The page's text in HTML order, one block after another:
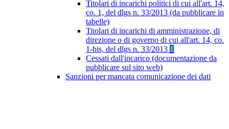
Titolari di incarichi politici di cui all'art. 14,
co. 1, del dlgs n. 33/2013 (da pubblicare in
tabelle)
Titolari di incarichi di amministrazione, di
direzione o di governo di cui all'art. 14, co.
1-bis, del dlgs n. 33/2013 1
Cessati dall'incarico (documentazione da
pubblicare sul sito web)
Sanzioni per mancata comunicazione dei dati